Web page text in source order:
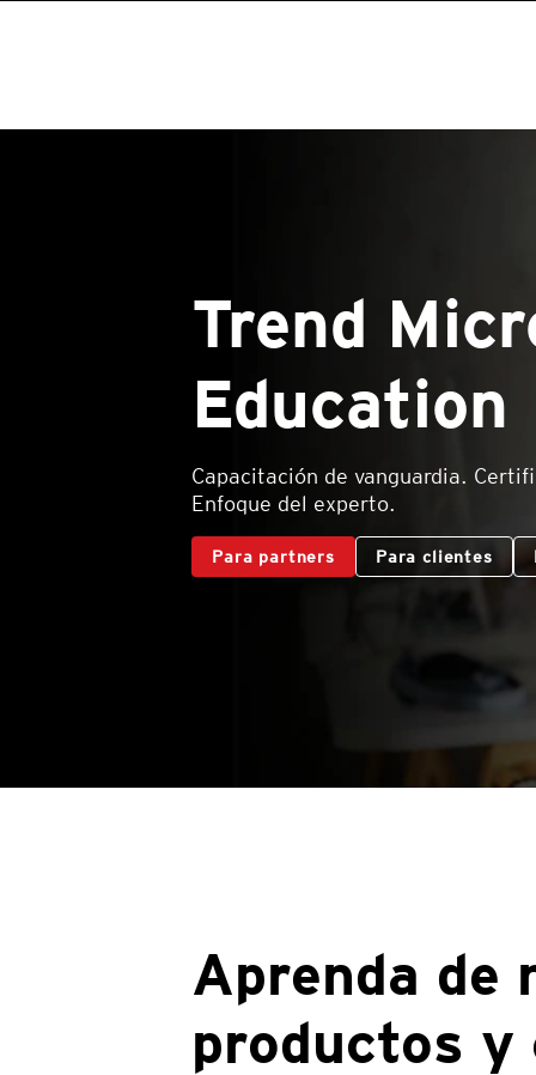
Trend
Education
Capacitación de vanguardia.
Enfoque del experto.
Para partners Para clientes
Aprenda de
productos y